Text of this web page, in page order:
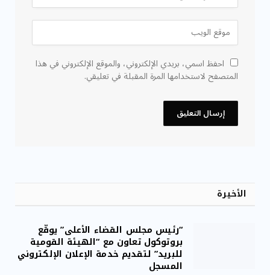
احفظ اسمي، بريدي الإلكتروني، والموقع الإلكتروني في هذا
المتصفح لاستخدامها المرة المقبلة في تعليقي.
الأخيرة
“رئيس مجلس القضاء الأعلى” يوقّع
بروتوكول تعاون مع “الهيئة القومية
للبريد” لتقديم خدمة الإعلان الإلكتروني
المسجل